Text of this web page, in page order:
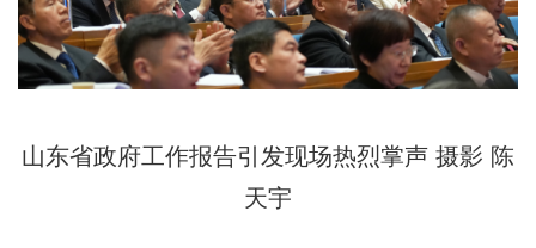
山东省政府工作报告引发现场热烈掌声 摄影 陈
天宇